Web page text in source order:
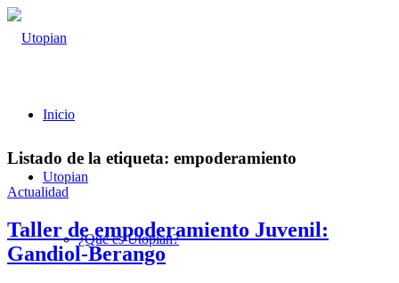
Inicio
Utopian
¿Qué es Utopian?
Listado de la etiqueta: empoderamiento
Actualidad
Taller de empoderamiento Juvenil:
Gandiol-Berango